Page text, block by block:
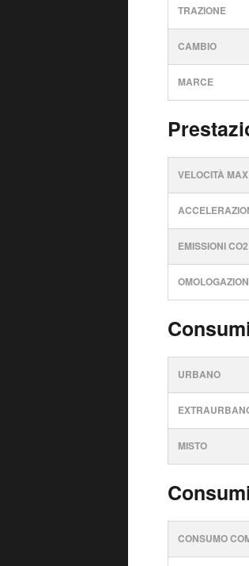
TRAZIONE
CAMBIO
MARCE
VELOCITÀ MAX
EMISSIONI CO2
URBANO
MISTO
CONSUMO